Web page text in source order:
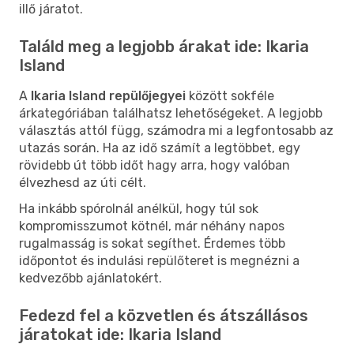
illő járatot.
Találd meg a legjobb árakat ide: Ikaria
Island
A Ikaria Island repülőjegyei között sokféle
árkategóriában találhatsz lehetőségeket. A legjobb
választás attól függ, számodra mi a legfontosabb az
utazás során. Ha az idő számít a legtöbbet, egy
rövidebb út több időt hagy arra, hogy valóban
élvezhesd az úti célt.
Ha inkább spórolnál anélkül, hogy túl sok
kompromisszumot kötnél, már néhány napos
rugalmasság is sokat segíthet. Érdemes több
időpontot és indulási repülőteret is megnézni a
kedvezőbb ajánlatokért.
Fedezd fel a közvetlen és átszállásos
járatokat ide: Ikaria Island